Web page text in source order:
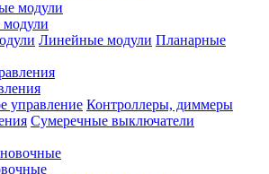
Линейные модули Планарные
управление Контроллеры, диммеры
Сумеречные выключатели